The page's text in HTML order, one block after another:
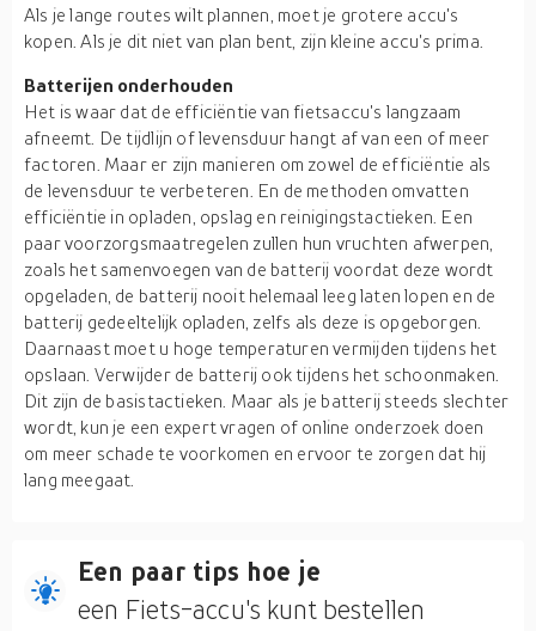
Als je lange routes wilt plannen, moet je grotere accu's
kopen. Als je dit niet van plan bent, zijn kleine accu's prima.
Batterijen onderhouden
Het is waar dat de efficiëntie van fietsaccu's langzaam
afneemt. De tijdlijn of levensduur hangt af van een of meer
factoren. Maar er zijn manieren om zowel de efficiëntie als
de levensduur te verbeteren. En de methoden omvatten
efficiëntie in opladen, opslag en reinigingstactieken. Een
paar voorzorgsmaatregelen zullen hun vruchten afwerpen,
zoals het samenvoegen van de batterij voordat deze wordt
opgeladen, de batterij nooit helemaal leeg laten lopen en de
batterij gedeeltelijk opladen, zelfs als deze is opgeborgen.
Daarnaast moet u hoge temperaturen vermijden tijdens het
opslaan. Verwijder de batterij ook tijdens het schoonmaken.
Dit zijn de basistactieken. Maar als je batterij steeds slechter
wordt, kun je een expert vragen of online onderzoek doen
om meer schade te voorkomen en ervoor te zorgen dat hij
lang meegaat.
Een paar tips hoe je
een Fiets-accu's kunt bestellen